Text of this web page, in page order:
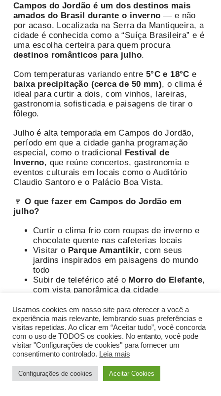
Campos do Jordão é um dos destinos mais
amados do Brasil durante o inverno — e não
por acaso. Localizada na Serra da Mantiqueira, a
cidade é conhecida como a “Suíça Brasileira” e é
uma escolha certeira para quem procura
destinos românticos para julho.
Com temperaturas variando entre 5°C e 18°C e
baixa precipitação (cerca de 50 mm), o clima é
ideal para curtir a dois, com vinhos, lareiras,
gastronomia sofisticada e paisagens de tirar o
fôlego.
Julho é alta temporada em Campos do Jordão,
período em que a cidade ganha programação
especial, como o tradicional Festival de
Inverno, que reúne concertos, gastronomia e
eventos culturais em locais como o Auditório
Claudio Santoro e o Palácio Boa Vista.
🍷 O que fazer em Campos do Jordão em
julho?
Curtir o clima frio com roupas de inverno e
chocolate quente nas cafeterias locais
Visitar o Parque Amantikir, com seus
jardins inspirados em paisagens do mundo
todo
Subir de teleférico até o Morro do Elefante,
com vista panorâmica da cidade
charmosas, restaurantes, bares e
cervejarias artesanais
Apreciar apresentações doFestival
Internacional de Inverno de Campos do
Jordão.
Confira20 dicas de passeios em Campos
do Jordão.
Usamos cookies em nosso site para oferecer a você a
experiência mais relevante, lembrando suas preferências e
visitas repetidas. Ao clicar em “Aceitar tudo”, você concorda
com o uso de TODOS os cookies. No entanto, você pode
visitar "Configurações de cookies" para fornecer um
consentimento controlado. Leia mais
Configurações de cookies Aceitar Cookies